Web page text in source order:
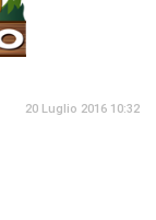
20 Luglio 2016 10:32